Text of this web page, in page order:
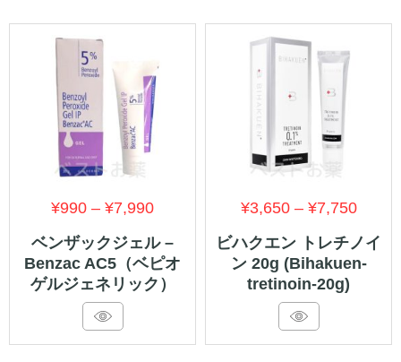
¥8,150
ベンザックジェル –
Benzac AC5（ベピオ
ゲルジェネリック）
¥990–¥7,990価
格
帯:
¥990
¥7,990
ビハクエン トレチノイ
ン 20g (Bihakuen-
tretinoin-20g)
¥3,650 –¥7,750価
格
帯: